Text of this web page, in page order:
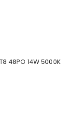
T8 48PO 14W 5000K